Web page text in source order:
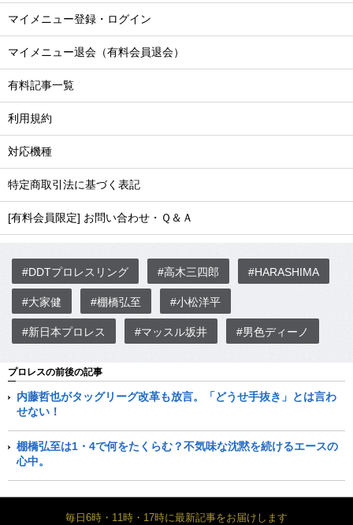
マイメニュー登録・ログイン
マイメニュー退会（有料会員退会）
有料記事一覧
利用規約
対応機種
特定商取引法に基づく表記
[有料会員限定] お問い合わせ・Ｑ＆Ａ
#DDTプロレスリング #高木三四郎 #HARASHIMA
#大家健 #棚橋弘至 #小松洋平
#新日本プロレス #マッスル坂井 #男色ディーノ
プロレスの前後の記事
内藤哲也がタッグリーグ改革も放言。「どうせ手抜き」とは言わ
せない！
棚橋弘至は1・4で何をたくらむ？不気味な沈黙を続けるエースの
心中。
毎日6時・11時・17時に最新記事をお届けします